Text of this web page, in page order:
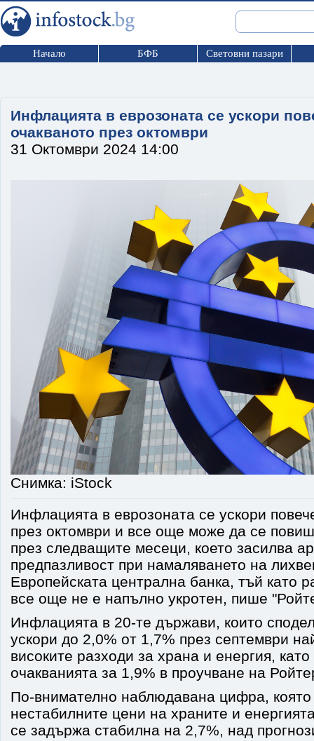
Начало БФБ Световни пазари
Инфлацията в еврозоната се ускори
очакваното през октомври
31 Октомври 2024 14:00
Снимка: iStock
Инфлацията в еврозоната се ускори
през октомври и все още може да се
през следващите месеци, което засилва
предпазливост при намаляването на
Европейската централна банка, тъй като
все още не е напълно укротен, пише
Инфлацията в 20-те държави, които
ускори до 2,0% от 1,7% през септември
високите разходи за храна и енергия,
очакванията за 1,9% в проучване на
По-внимателно наблюдавана цифра,
нестабилните цени на храните и
се задържа стабилна на 2,7%, над